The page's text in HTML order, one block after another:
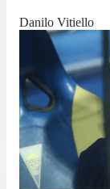
Danilo Vitiello